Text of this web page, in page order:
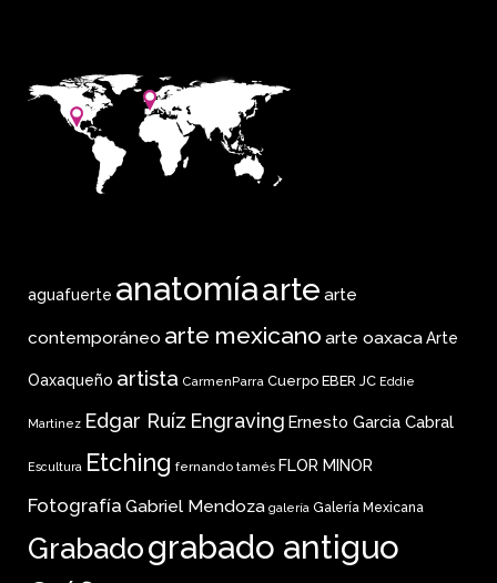
aguafuerte anatomíaarte arte
contemporáneo arte mexicano arte oaxacaArte
Oaxaqueño artista CarmenParra Cuerpo EBER JC Eddie
Martinez Edgar Ruíz Engraving Ernesto Garcia Cabral
Escultura Etching fernando tamés FLOR MINOR
Fotografía Gabriel Mendoza galería Galería Mexicana
Grabadograbado antiguo